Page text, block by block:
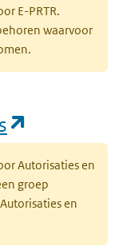
E-PRTR.
waarvoor
Autorisaties en
groep
en